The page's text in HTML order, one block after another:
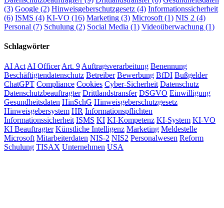
(3) Google (2) Hinweisgeberschutzgesetz (4) Informationssicherheit
(6) ISMS (4) KI-VO (16) Marketing (3) Microsoft (1) NIS 2 (4)
Personal (7) Schulung (2) Social Media (1) Videoüberwachung (1)
Schlagwörter
AI Act AI Officer Art. 9 Auftragsverarbeitung Benennung
Beschäftigtendatenschutz Betreiber Bewerbung BfDI Bußgelder
ChatGPT Compliance Cookies Cyber-Sicherheit Datenschutz
Datenschutzbeauftragter Drittlandstransfer DSGVO Einwilligung
Gesundheitsdaten HinSchG Hinweisgeberschutzgesetz
Hinweisgebersystem HR Informationspflichten
Informationssicherheit ISMS KI KI-Kompetenz KI-System KI-VO
KI Beauftragter Künstliche Intelligenz Marketing Meldestelle
Microsoft Mitarbeiterdaten NIS-2 NIS2 Personalwesen Reform
Schulung TISAX Unternehmen USA